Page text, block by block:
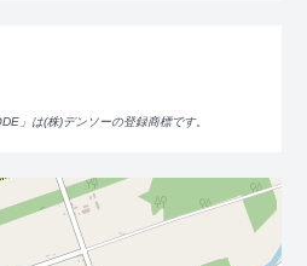
」は(株)デンソーの登録商標です。